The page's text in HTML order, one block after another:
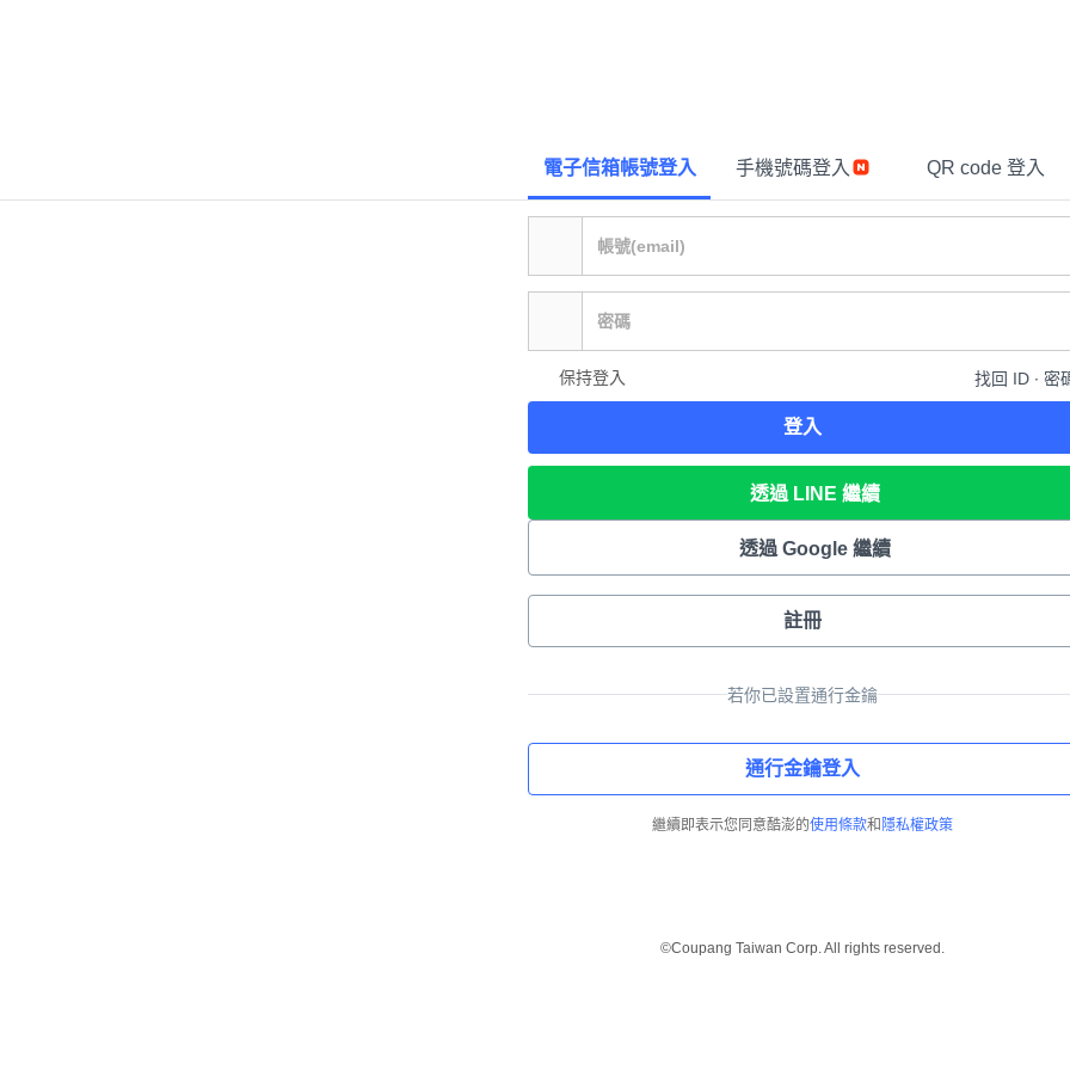
電子信箱帳號登入 手機號碼登入 QR code 登入
保持登入 找回 ID ∙ 密
登入
透過 LINE 繼續
透過 Google 繼續
註冊
若你已設置通行金鑰
通行金鑰登入
繼續即表示您同意酷澎的使用條款和 隱私權政策
©Coupang Taiwan Corp. All rights reserved.